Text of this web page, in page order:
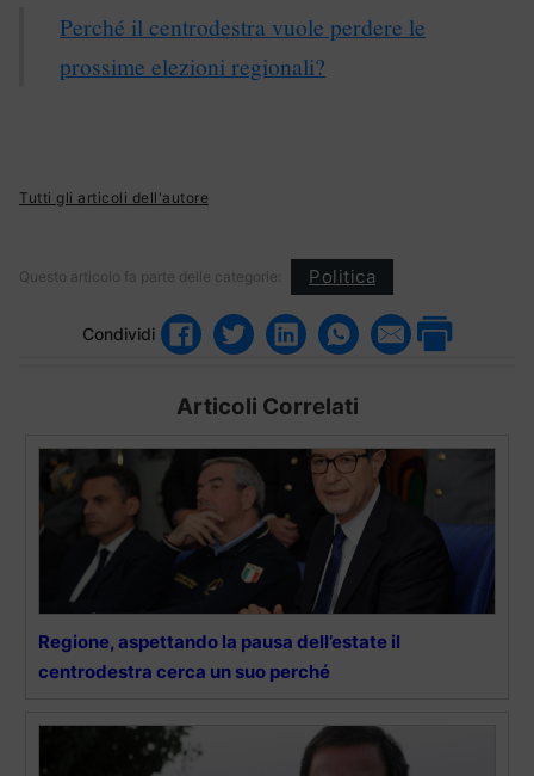
Perché il centrodestra vuole perdere le
prossime elezioni regionali?
Tutti gli articoli dell'autore
Questo articolo fa parte delle categorie: Politica
Condividi
Articoli Correlati
Regione, aspettando la pausa dell’estate il
centrodestra cerca un suo perché